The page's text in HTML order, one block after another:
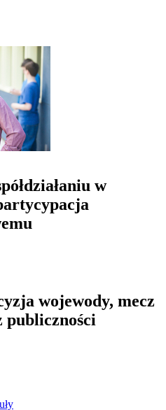
w
wojewody, mecz
publiczności